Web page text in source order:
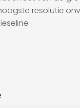
resolutie